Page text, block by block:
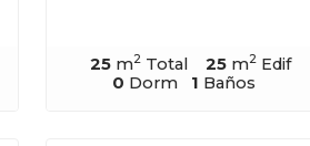
25 m2 Total 25 m2 Edif
0 Dorm 1 Baños